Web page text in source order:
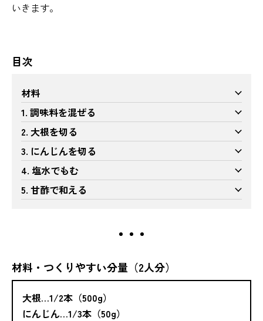
いきます。
目次
材料
1. 調味料を混ぜる
2. 大根を切る
3. にんじんを切る
4. 塩水でもむ
5. 甘酢で和える
材料・つくりやすい分量（2人分）
大根…1/2本（500g）
にんじん…1/3本（50g）